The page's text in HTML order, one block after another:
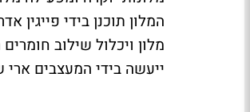
מלון ויכלול שילוב
ייעשה בידי המעצבים